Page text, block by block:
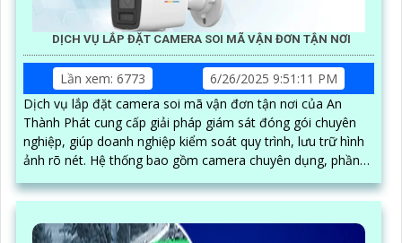
DỊCH VỤ LẮP ĐẶT CAMERA SOI MÃ VẬN ĐƠN TẬN NƠI
Lần xem: 6773
6/26/2025 9:51:11 PM
Dịch vụ lắp đặt camera soi mã vận đơn tận nơi của An
Thành Phát cung cấp giải pháp giám sát đóng gói chuyên
nghiệp, giúp doanh nghiệp kiểm soát quy trình, lưu trữ hình
ảnh rõ nét. Hệ thống bao gồm camera chuyên dụng, phần
mềm quản lý đơn hàng, thiết bị quét mã vạch cùng phụ kiện
thi công, lắp đặt hoàn chỉnh tại kho hàng, đảm bảo hoạt